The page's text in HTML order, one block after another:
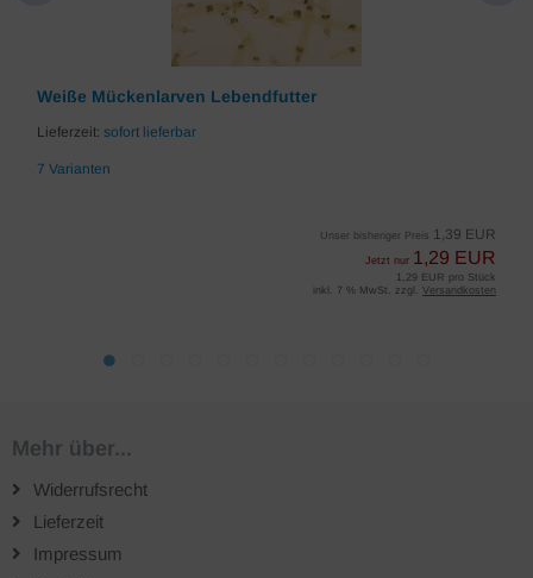
Weiße Mückenlarven Lebendfutter
Lieferzeit: sofort lieferbar
7 Varianten
Unser bisheriger Preis 1,39 EUR
Jetzt nur 1,29 EUR
1,29 EUR pro Stück
inkl. 7 % MwSt. zzgl. Versandkosten
Mehr über...
Widerrufsrecht
Lieferzeit
Impressum